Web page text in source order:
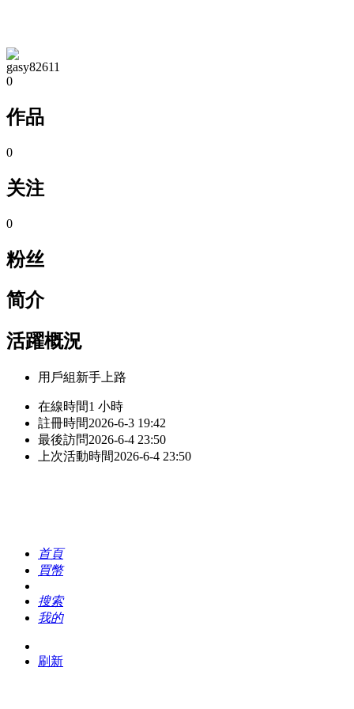
gasy82611
0
作品
0
关注
0
粉丝
简介
活躍概況
用戶組新手上路
在線時間1 小時
註冊時間2026-6-3 19:42
最後訪問2026-6-4 23:50
上次活動時間2026-6-4 23:50
首頁
買幣
搜索
我的
刷新